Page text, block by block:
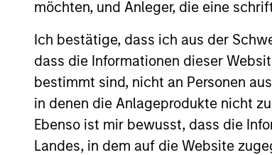
möchten, und Anleger, die eine
Ich bestätige, dass ich aus der
dass die Informationen dieser
bestimmt sind, nicht an Personen
in denen die Anlageprodukte nicht
Ebenso ist mir bewusst, dass die
Landes, in dem auf die Website
such owners. By clicking on any
only as a convenience and the
monitoring by us of any
or your use of such site.